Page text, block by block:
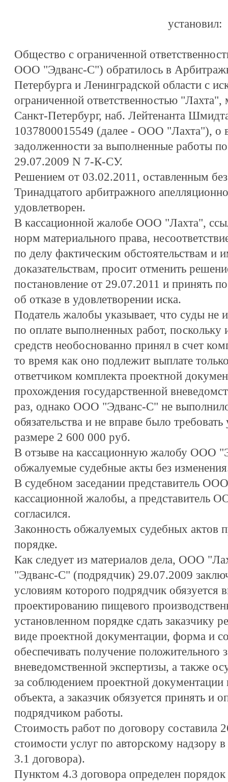
установил:
Общество с ограниченной
ООО "Эдванс-С") обратилось в
Петербурга и Ленинградской области с
ограниченной ответственностью
Санкт-Петербург, наб. Лейтенанта
1037800015549 (далее - ООО "Лахта"), о
задолженности за выполненные работы
29.07.2009 N 7-К-СУ.
Решением от 03.02.2011, оставленным
Тринадцатого арбитражного
удовлетворен.
В кассационной жалобе ООО "Лахта",
норм материального права,
по делу фактическим обстоятельствам и
доказательствам, просит отменить
постановление от 29.07.2011 и принять
об отказе в удовлетворении иска.
Податель жалобы указывает, что суды не
по оплате выполненных работ, поскольку
средств необоснованно принял в счет
то время как оно подлежит выплате
ответчиком комплекта проектной
прохождения государственной
раз, однако ООО "Эдванс-С" не
обязательства и не вправе было
размере 2 600 000 руб.
В отзыве на кассационную жалобу ООО
обжалуемые судебные акты без
В судебном заседании представитель
кассационной жалобы, а представитель
согласился.
Законность обжалуемых судебных актов
порядке.
Как следует из материалов дела, ООО
"Эдванс-С" (подрядчик) 29.07.2009
условиям которого подрядчик обязуется
проектированию пищевого
установленном порядке сдать заказчику
виде проектной документации, форма и
обеспечивать получение положительного
вневедомственной экспертизы, а также
за соблюдением проектной документации
объекта, а заказчик обязуется принять и
подрядчиком работы.
Стоимость работ по договору составила
стоимости услуг по авторскому надзору
3.1 договора).
Пунктом 4.3 договора определен